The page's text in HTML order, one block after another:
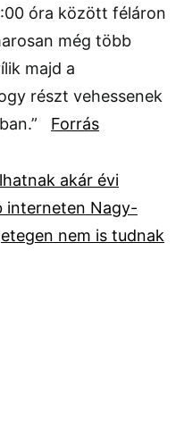
óra között féláron
még több
majd a
részt vehessenek
Forrás
akár évi
interneten Nagy-
nem is tudnak